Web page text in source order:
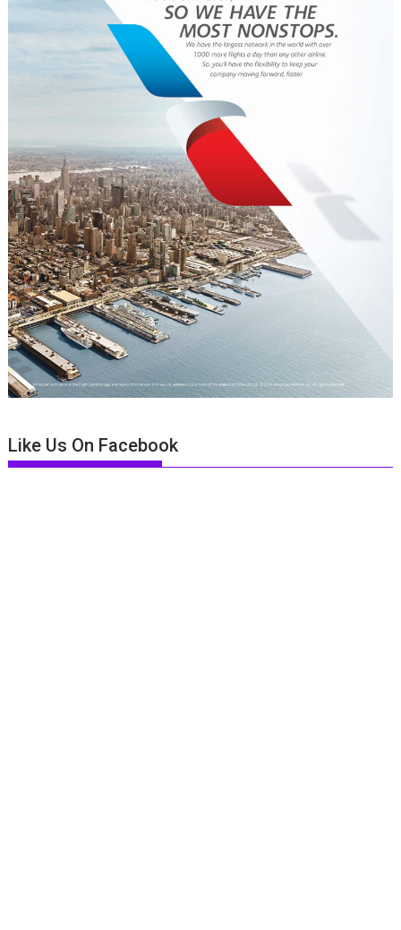
Like Us On Facebook